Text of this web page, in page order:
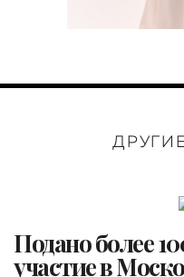
Подано более
участие в